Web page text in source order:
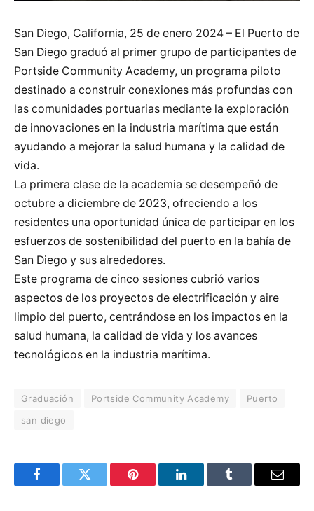
San Diego, California, 25 de enero 2024 – El Puerto de
San Diego graduó al primer grupo de participantes de
Portside Community Academy, un programa piloto
destinado a construir conexiones más profundas con
las comunidades portuarias mediante la exploración
de innovaciones en la industria marítima que están
ayudando a mejorar la salud humana y la calidad de
vida.
La primera clase de la academia se desempeñó de
octubre a diciembre de 2023, ofreciendo a los
residentes una oportunidad única de participar en los
esfuerzos de sostenibilidad del puerto en la bahía de
San Diego y sus alrededores.
Este programa de cinco sesiones cubrió varios
aspectos de los proyectos de electrificación y aire
limpio del puerto, centrándose en los impactos en la
salud humana, la calidad de vida y los avances
tecnológicos en la industria marítima.
Graduación Portside Community Academy
Puerto
san diego
FacebookTwitter Pinterest LinkedInTumblr Email